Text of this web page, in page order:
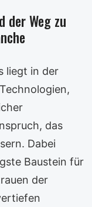
der Weg zu
liegt in der
das
Dabei
Baustein für
der